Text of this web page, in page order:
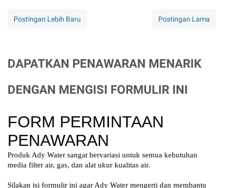
Postingan Lebih Baru Postingan Lama
DAPATKAN PENAWARAN MENARIK
DENGAN MENGISI FORMULIR INI